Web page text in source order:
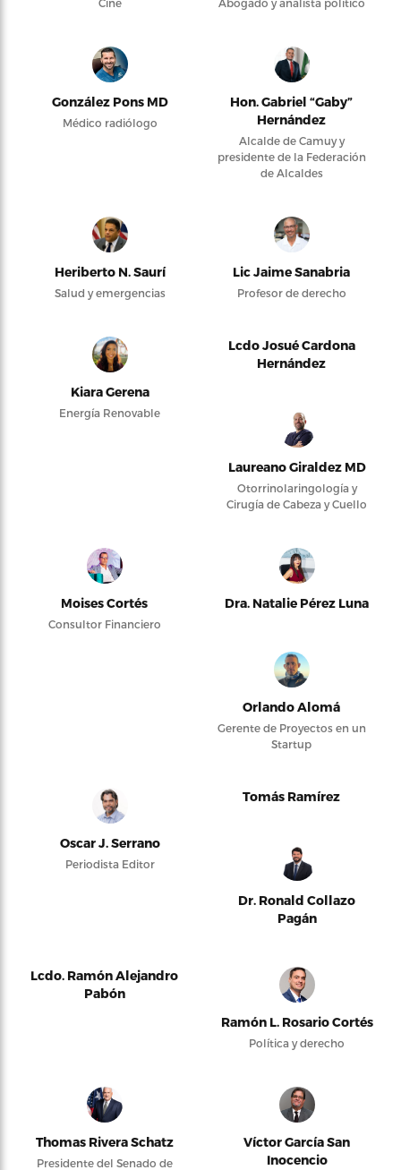
Cine Abogado y analista político
González Pons MD
Médico radiólogo
Hon. Gabriel “Gaby”
Hernández
Alcalde de Camuy y
presidente de la Federación
de Alcaldes
Heriberto N. Saurí
Salud y emergencias
Lic Jaime Sanabria
Profesor de derecho
Kiara Gerena
Energía Renovable
Lcdo Josué Cardona
Hernández
Laureano Giraldez MD
Otorrinolaringología y
Cirugía de Cabeza y Cuello
Moises Cortés
Consultor Financiero
Dra. Natalie Pérez Luna
Orlando Alomá
Gerente de Proyectos en un
Startup
Oscar J. Serrano
Periodista Editor
Tomás Ramírez
Dr. Ronald Collazo
Pagán
Lcdo. Ramón Alejandro
Pabón
Ramón L. Rosario Cortés
Política y derecho
Thomas Rivera Schatz
Presidente del Senado de
Víctor García San
Inocencio